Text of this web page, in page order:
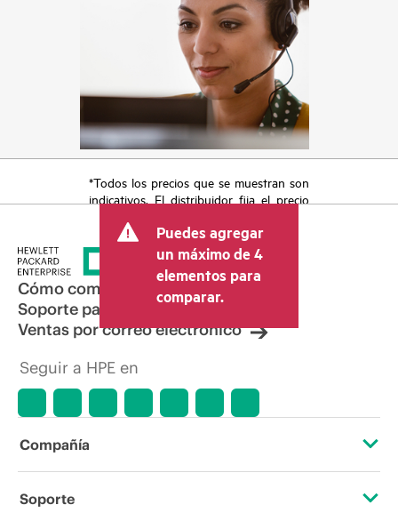
*Todos los precios que se muestran son
indicativos. El distribuidor fija el precio
otros conceptos, como los impuestos a
la venta, el IVA y el envío. El precio de la
transacción que establece el distribuidor
puede variar con respecto a otros
distribuidores y al precio indicativo
mostrado. El precio indicativo puede
incluir ofertas promocionales por tiempo
hacer ajustes de precios en cualquier
condiciones del mercado,
promociones de fin de la vida útil y
Puedes agregar
un máximo de 4
elementos para
comparar.
Cómo comprar
Soporte para productos
Ventas por correo electrónico
Seguir a HPE en
Compañía
Acerca de HPE
Soporte